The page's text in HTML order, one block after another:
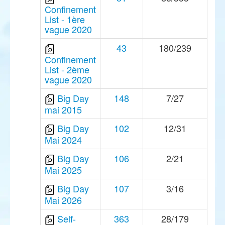
Confinement
List - 1ère
vague 2020
Confinement
List - 2ème
vague 2020
43 180/239
Big Day
mai 2015
148 7/27
Big Day
Mai 2024
102 12/31
Big Day
Mai 2025
106 2/21
Big Day
Mai 2026
107 3/16
Self-
363 28/179